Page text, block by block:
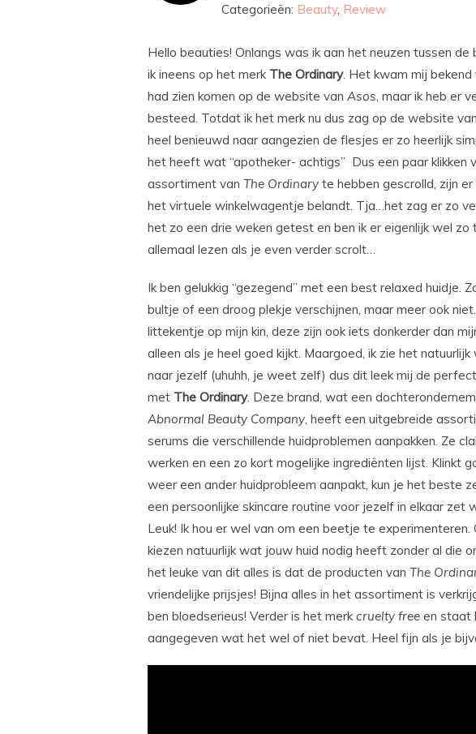
Categorieën: Beauty, Review
Hello beauties! Onlangs was ik aan het neuzen tussen
ik ineens op het merk The Ordinary. Het kwam mij
had zien komen op de website van Asos, maar ik heb er
besteed. Totdat ik het merk nu dus zag op de website
heel benieuwd naar aangezien de flesjes er zo heerlijk
het heeft wat “apotheker- achtigs” Dus een paar klikken
assortiment van The Ordinary te hebben gescrolld, zijn
het virtuele winkelwagentje belandt. Tja…het zag er zo
het zo een drie weken getest en ben ik er eigenlijk wel
allemaal lezen als je even verder scrolt…
Ik ben gelukkig “gezegend” met een best relaxed huidje.
bultje of een droog plekje verschijnen, maar meer ook
littekentje op mijn kin, deze zijn ook iets donkerder dan
alleen als je heel goed kijkt. Maargoed, ik zie het
naar jezelf (uhuhh, je weet zelf) dus dit leek mij de
met The Ordinary. Deze brand, wat een
Abnormal Beauty Company, heeft een uitgebreide
serums die verschillende huidproblemen aanpakken. Ze
werken en een zo kort mogelijke ingrediënten lijst. Klinkt
weer een ander huidprobleem aanpakt, kun je het beste
een persoonlijke skincare routine voor jezelf in elkaar zet
Leuk! Ik hou er wel van om een beetje te
kiezen natuurlijk wat jouw huid nodig heeft zonder al die
het leuke van dit alles is dat de producten van The
vriendelijke prijsjes! Bijna alles in het assortiment is
ben bloedserieus! Verder is het merkcruelty free en staat
aangegeven wat het wel of niet bevat. Heel fijn als je